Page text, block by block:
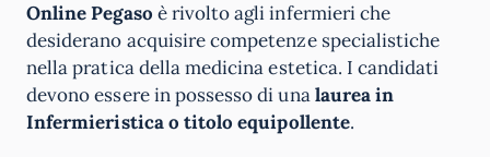
Online Pegaso è rivolto agli infermieri che
desiderano acquisire competenze specialistiche
nella pratica della medicina estetica. I candidati
devono essere in possesso di unalaurea in
Infermieristica o titolo equipollente.